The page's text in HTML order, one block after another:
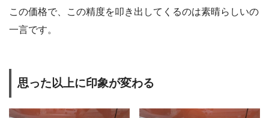
この価格で、この精度を叩き出してくるのは素晴らしいの
一言です。
思った以上に印象が変わる